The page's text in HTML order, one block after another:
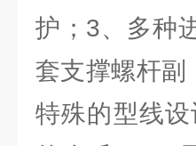
护；3、多种
套支撑螺杆副
特殊的型线